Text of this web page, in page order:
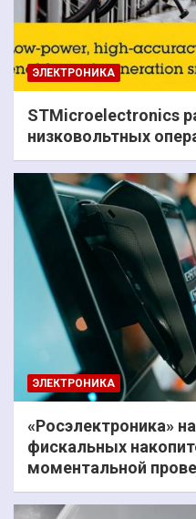
ЭЛЕКТРОНИКА
STMicroelectronics
низковольтных
ЭЛЕКТРОНИКА
«Росэлектроника»
фискальных
моментальной